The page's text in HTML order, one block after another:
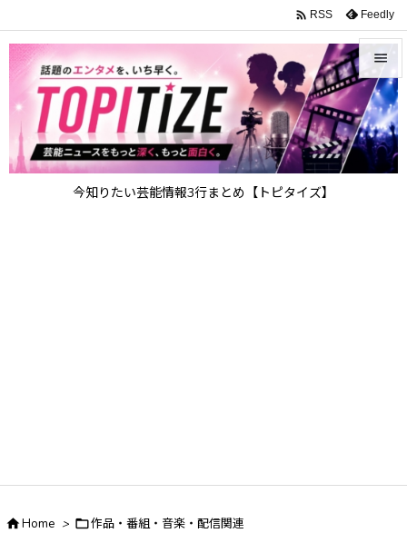
今知りたい芸能情報3行まとめ【トピタイズ】


メニュ

サイド
 RSS Feedly
Home > 作品・番組・音楽・配信関連